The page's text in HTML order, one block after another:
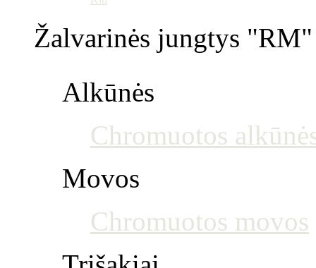
Žalvarinės jungtys
Alkūnės
Chromuotos
Movos
Chromuotos movos